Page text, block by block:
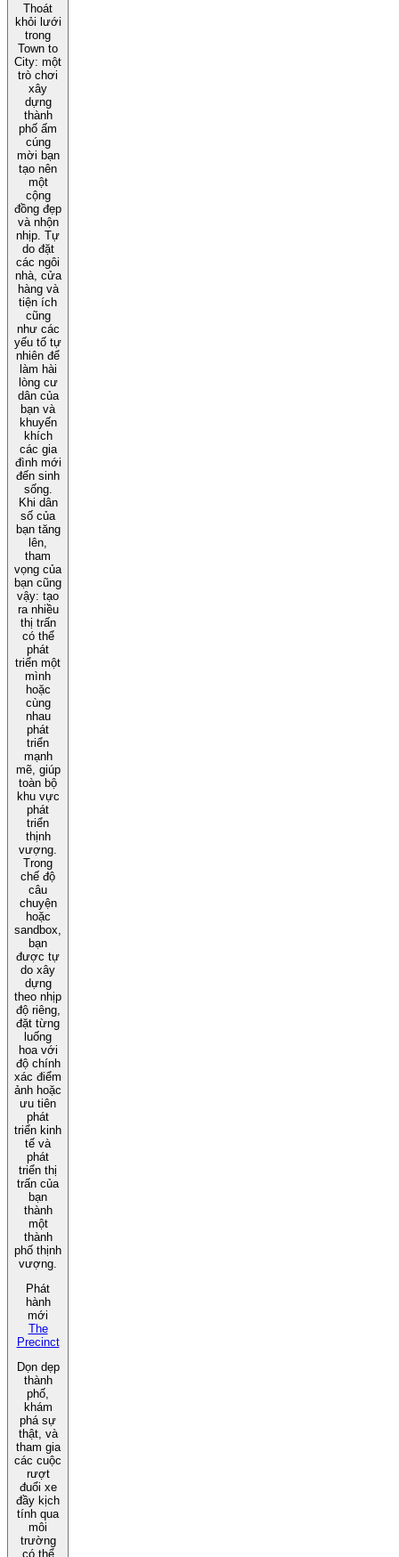
Thoát
khỏi lưới
trong
Town to
City: một
trò chơi
xây
dựng
thành
phố ấm
cúng
mời bạn
tạo nên
một
cộng
đồng đẹp
và nhộn
nhịp. Tự
do đặt
các ngôi
nhà, cửa
hàng và
tiện ích
cũng
như các
yếu tố tự
nhiên để
làm hài
lòng cư
dân của
bạn và
khuyến
khích
các gia
đình mới
đến sinh
sống.
Khi dân
số của
bạn tăng
lên,
tham
vọng của
bạn cũng
vậy: tạo
ra nhiều
thị trấn
có thể
phát
triển một
mình
hoặc
cùng
nhau
phát
triển
mạnh
mẽ, giúp
toàn bộ
khu vực
phát
triển
thịnh
vượng.
Trong
chế độ
câu
chuyện
hoặc
sandbox,
bạn
được tự
do xây
dựng
theo nhịp
độ riêng,
đặt từng
luống
hoa với
độ chính
xác điểm
ảnh hoặc
ưu tiên
phát
triển kinh
tế và
phát
triển thị
trấn của
bạn
thành
một
thành
phố thịnh
vượng.
Phát
hành
mới
The
Precinct
Dọn dẹp
thành
phố,
khám
phá sự
thật, và
tham gia
các cuộc
rượt
đuổi xe
đầy kịch
tính qua
môi
trường
có thể